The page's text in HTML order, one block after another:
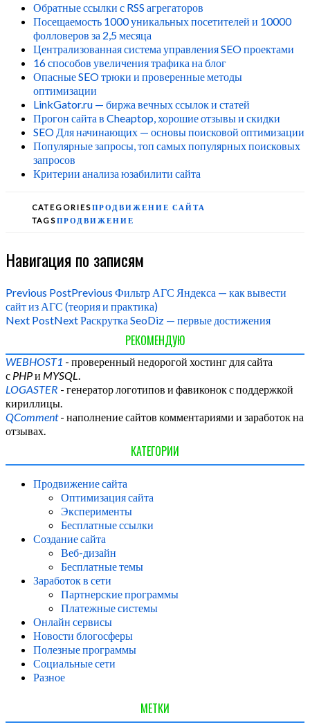
Обратные ссылки с RSS агрегаторов
Посещаемость 1000 уникальных посетителей и 10000
фолловеров за 2,5 месяца
Централизованная система управления SEO проектами
16 способов увеличения трафика на блог
Опасные SEO трюки и проверенные методы
оптимизации
LinkGator.ru — биржа вечных ссылок и статей
Прогон сайта в Cheaptop, хорошие отзывы и скидки
SEO Для начинающих — основы поисковой оптимизации
Популярные запросы, топ самых популярных поисковых
запросов
Критерии анализа юзабилити сайта
CATEGORIESПРОДВИЖЕНИЕ САЙТА
TAGSПРОДВИЖЕНИЕ
Навигация по записям
Previous PostPrevious Фильтр АГС Яндекса — как вывести
сайт из АГС (теория и практика)
Next PostNextРаскрутка SeoDiz — первые достижения
РЕКОМЕНДУЮ
WEBHOST1 - проверенный недорогой хостинг для сайта
с PHPи MYSQL.
LOGASTER - генератор логотипов и фавиконок с поддержкой
кириллицы.
QComment- наполнение сайтов комментариями и заработок на
отзывах.
КАТЕГОРИИ
Продвижение сайта
Оптимизация сайта
Эксперименты
Бесплатные ссылки
Создание сайта
Веб-дизайн
Бесплатные темы
Заработок в сети
Партнерские программы
Платежные системы
Онлайн сервисы
Новости блогосферы
Полезные программы
Социальные сети
Разное
МЕТКИ